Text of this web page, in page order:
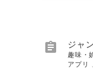
 ジャ
趣味・
アプリ